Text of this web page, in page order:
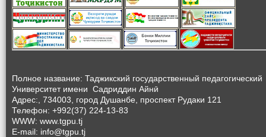
Полное название: Таджикский государственный педагогический
Университет имени Садриддин Айнӣ
Адрес:, 734003, город Душанбе, проспект Рудаки 121
Телефон: +992(37) 224-13-83
WWW: www.tgpu.tj
E-mail: info@tgpu.tj